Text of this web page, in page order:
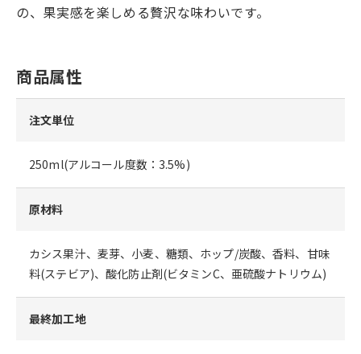
の、果実感を楽しめる贅沢な味わいです。
商品属性
注文単位
250ml(アルコール度数：3.5%)
原材料
カシス果汁、麦芽、小麦、糖類、ホップ/炭酸、香料、甘味
料(ステビア)、酸化防止剤(ビタミンC、亜硫酸ナトリウム)
最終加工地